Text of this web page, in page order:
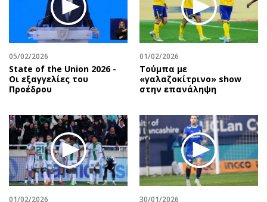
Περιβάλλον
Ελλάδα
Κόσμος
Παράξενα
Πολιτισμός
Θέατρο-Χορός
Μουσική
Εικαστικά
Βιβλίο
Χειρόγραφα
Ταξίδια
Συνταγές
Έξοδος
Media
Εκπομπές
Podcasts
Uncut
Προσφορές
Προσωπικότητες στην ''Κ''
Επιστολές
05/02/2026
State of the Union 2026 -
Οι εξαγγελίες του
Προέδρου
01/02/2026
Τούμπα με
«γαλαζοκίτρινο» show
στην επανάληψη
01/02/2026 30/01/2026